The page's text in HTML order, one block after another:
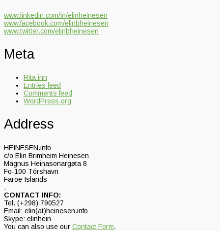
www.linkedin.com/in/elinheinesen
www.facebook.com/elinbheinesen
www.twitter.com/elinbheinesen
Meta
Rita inn
Entries feed
Comments feed
WordPress.org
Address
HEINESEN.info
c/o Elin Brimheim Heinesen
Magnus Heinasonargøta 8
Fo-100 Tórshavn
Faroe Islands
.
CONTACT INFO:
Tel. (+298) 790527
Email: elin(at)heinesen.info
Skype: elinhein
You can also use our Contact Form.